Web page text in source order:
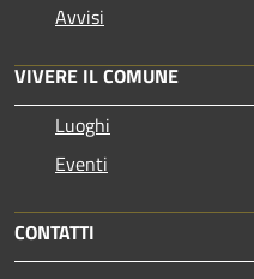
Avvisi
VIVERE IL COMUNE
Luoghi
Eventi
CONTATTI